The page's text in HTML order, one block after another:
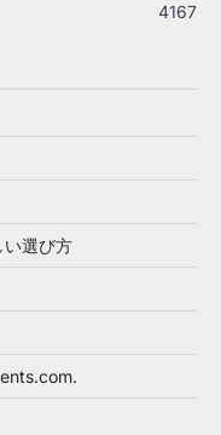
4167
い選び方